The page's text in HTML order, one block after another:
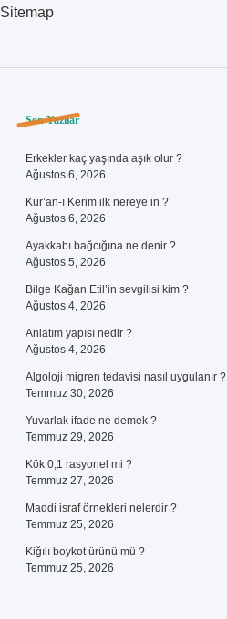
Sitemap
Sidebar
Son Yazılar
Erkekler kaç yaşında aşık olur ?
Ağustos 6, 2026
Kur’an-ı Kerim ilk nereye in ?
Ağustos 6, 2026
Ayakkabı bağcığına ne denir ?
Ağustos 5, 2026
Bilge Kağan Etil’in sevgilisi kim ?
Ağustos 4, 2026
Anlatım yapısı nedir ?
Ağustos 4, 2026
Algoloji migren tedavisi nasıl uygulanır ?
Temmuz 30, 2026
Yuvarlak ifade ne demek ?
Temmuz 29, 2026
Kök 0,1 rasyonel mi ?
Temmuz 27, 2026
Maddi israf örnekleri nelerdir ?
Temmuz 25, 2026
Kiğılı boykot ürünü mü ?
Temmuz 25, 2026